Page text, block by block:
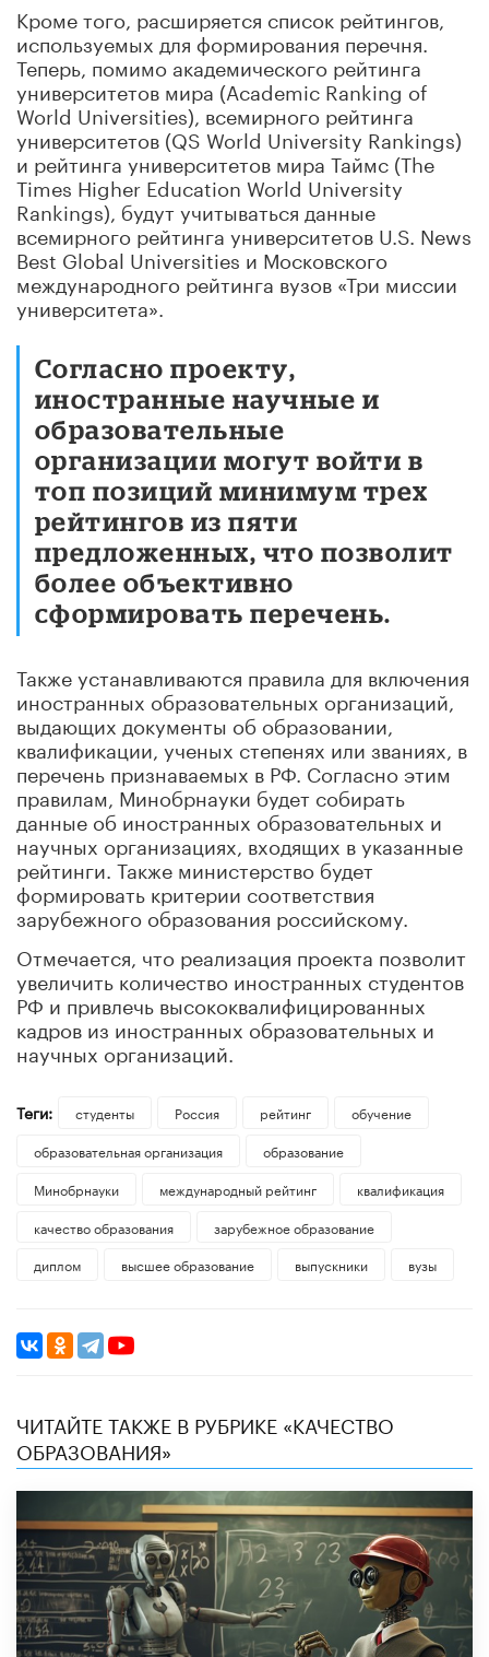
Кроме того, расширяется список рейтингов,
используемых для формирования перечня.
Теперь, помимо академического рейтинга
университетов мира (Academic Ranking of
World Universities), всемирного рейтинга
университетов (QS World University Rankings)
и рейтинга университетов мира Таймс (The
Times Higher Education World University
Rankings), будут учитываться данные
всемирного рейтинга университетов U.S. News
Best Global Universities и Московского
международного рейтинга вузов «Три миссии
университета».
Согласно проекту,
иностранные научные и
образовательные
организации могут войти в
топ позиций минимум трех
рейтингов из пяти
предложенных, что позволит
более объективно
сформировать перечень.
Также устанавливаются правила для включения
иностранных образовательных организаций,
выдающих документы об образовании,
квалификации, ученых степенях или званиях, в
перечень признаваемых в РФ. Согласно этим
правилам, Минобрнауки будет собирать
данные об иностранных образовательных и
научных организациях, входящих в указанные
рейтинги. Также министерство будет
формировать критерии соответствия
зарубежного образования российскому.
Отмечается, что реализация проекта позволит
увеличить количество иностранных студентов
РФ и привлечь высококвалифицированных
кадров из иностранных образовательных и
научных организаций.
Теги: студенты Россия рейтинг
обучение
образовательная организация
образование
Минобрнауки
международный рейтинг
квалификация
качество образования
зарубежное образование
диплом
высшее образование выпускники вузы
ЧИТАЙТЕ ТАКЖЕ В РУБРИКЕ «КАЧЕСТВО
ОБРАЗОВАНИЯ»